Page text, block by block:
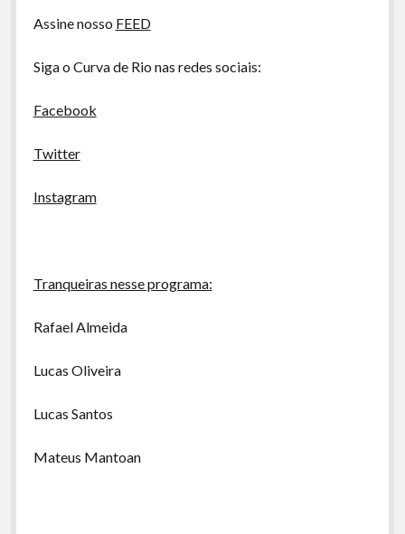
Assine nosso FEED
Siga o Curva de Rio nas redes sociais:
Facebook
Twitter
Instagram
Tranqueiras nesse programa:
Rafael Almeida
Lucas Oliveira
Lucas Santos
Mateus Mantoan